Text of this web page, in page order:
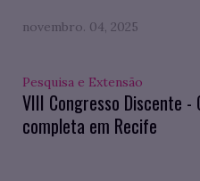
novembro. 04, 2025
Pesquisa e Extensão
VIII Congresso Discente
completa em Recife